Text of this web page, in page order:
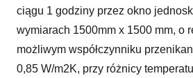
ciągu 1 godziny przez okno
wymiarach 1500mm x 1500 mm, o
możliwym współczynniku
0,85 W/m2K, przy różnicy